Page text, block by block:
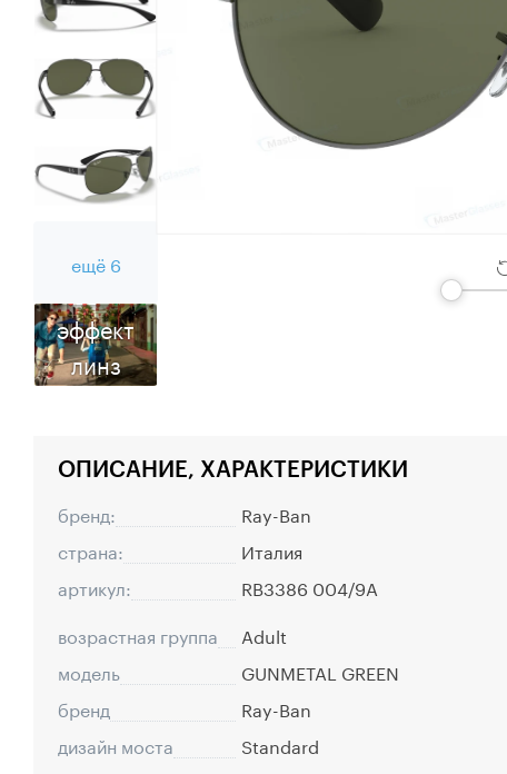
ещё 6
эффект
линз
ОПИСАНИЕ, ХАРАКТЕРИСТИКИ
бренд:
Ray-Ban
страна:
Италия
артикул:
RB3386 004/9A
возрастная группа
Adult
модель
GUNMETAL GREEN
бренд
Ray-Ban
дизайн моста
Standard